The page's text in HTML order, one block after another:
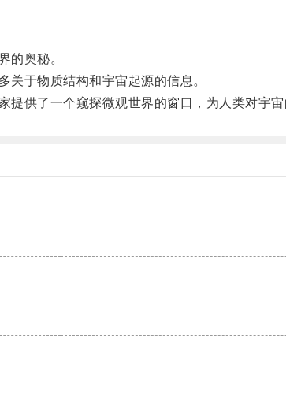
奥秘。
于物质结构和宇宙起源的信息。
供了一个窥探微观世界的窗口，为人类对宇宙